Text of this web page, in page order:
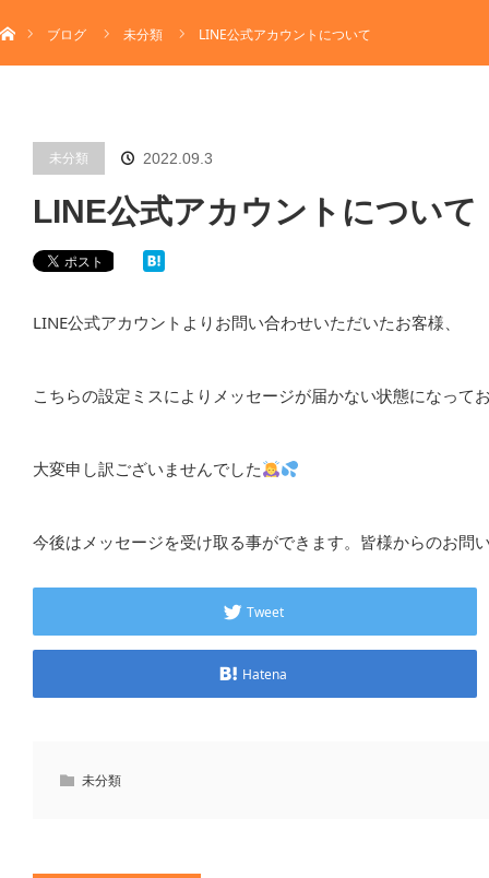
menu
INFORMATION
会社情報
よくあるご質問
CONTACT
お問い合わせ
TEL: 090-4462-4519
ブログ
未分類 LINE公式アカウントについて
未分類 2022.09.3
LINE公式アカウントについて
LINE公式アカウントよりお問い合わせいただいたお客様、
こちらの設定ミスによりメッセージが届かない状態になって
大変申し訳ございませんでした
今後はメッセージを受け取る事ができます。皆様からのお問
Tweet
Hatena
未分類